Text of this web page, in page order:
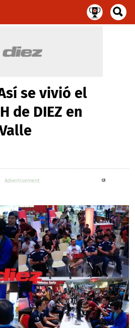
se vivió el
de DIEZ en
X